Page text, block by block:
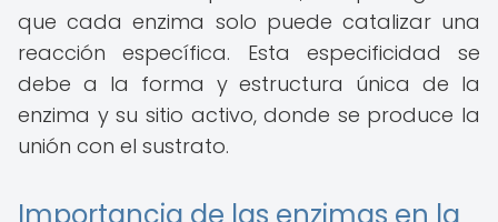
que cada enzima solo puede catalizar una
reacción específica. Esta especificidad se
debe a la forma y estructura única de la
enzima y su sitio activo, donde se produce la
unión con el sustrato.